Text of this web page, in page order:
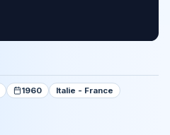
1960
Italie - France